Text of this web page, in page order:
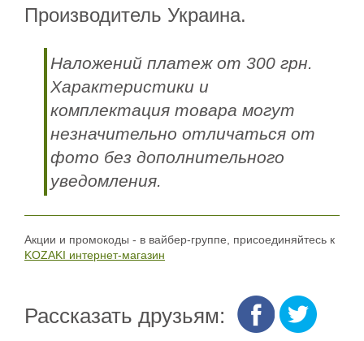
Производитель Украина.
Наложений платеж от 300 грн.
Характеристики и
комплектация товара могут
незначительно отличаться от
фото без дополнительного
уведомления.
Акции и промокоды - в вайбер-группе, присоединяйтесь к
KOZAKI интернет-магазин
Рассказать друзьям: